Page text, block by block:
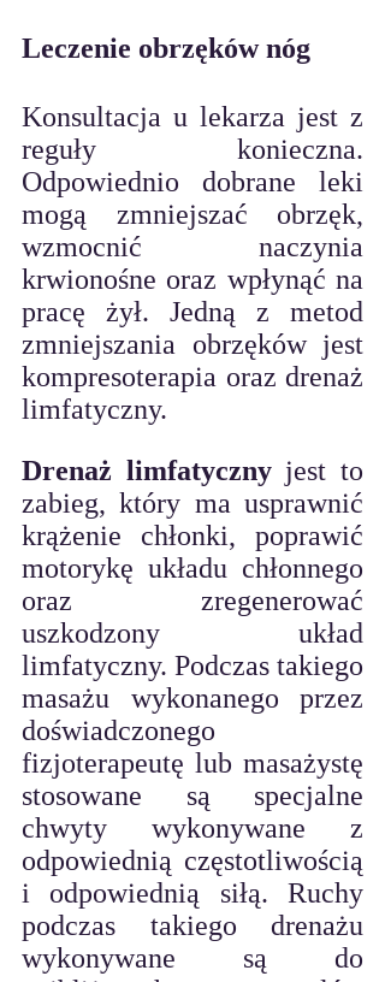
Leczenie obrzęków nóg
Konsultacja u lekarza jest z
reguły konieczna.
Odpowiednio dobrane leki
mogą zmniejszać obrzęk,
wzmocnić naczynia
krwionośne oraz wpłynąć na
pracę żył. Jedną z metod
zmniejszania obrzęków jest
kompresoterapia oraz drenaż
limfatyczny.
Drenaż limfatyczny jest to
zabieg, który ma usprawnić
krążenie chłonki, poprawić
motorykę układu chłonnego
oraz zregenerować
uszkodzony układ
limfatyczny. Podczas takiego
masażu wykonanego przez
doświadczonego
fizjoterapeutę lub masażystę
stosowane są specjalne
chwyty wykonywane z
odpowiednią częstotliwością
i odpowiednią siłą. Ruchy
podczas takiego drenażu
wykonywane są do